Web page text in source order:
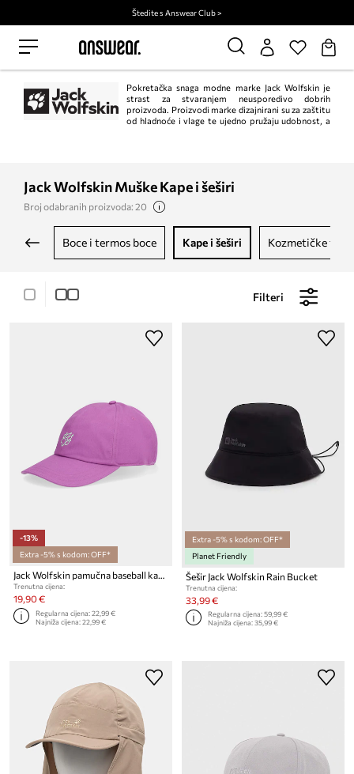
Štedite s Answear Club >
Pokretačka snaga modne marke Jack Wolfskin je
strast za stvaranjem neusporedivo dobrih
proizvoda. Proizvodi marke dizajnirani su za zaštitu
od hladnoće i vlage te ujedno pružaju udobnost, a
Jack Wolfskin Muške Kape i šeširi
Broj odabranih proizvoda: 20
boce i termos boce kape i šeširi kozmetičke
Filteri
-13%
Extra -5% s kodom: OFF*
Jack Wolfskin pamučna baseball kapa Celebrate The Paw
Trenutna cijena:
19,90 €
Regularna cijena:22,99 €
Najniža cijena:22,99 €
Extra -5% s kodom: OFF*
Planet Friendly
Šešir Jack Wolfskin Rain Bucket
Trenutna cijena:
33,99 €
Regularna cijena:59,99 €
Najniža cijena:35,99 €